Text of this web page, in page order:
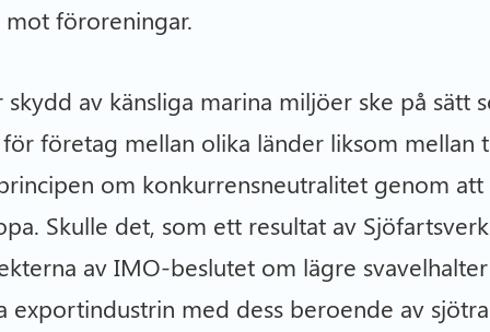
mot föroreningar.
av känsliga marina miljöer ske på sätt
företag mellan olika länder liksom mellan
om konkurrensneutralitet genom
Skulle det, som ett resultat av
av IMO-beslutet om lägre
exportindustrin med dess beroende av